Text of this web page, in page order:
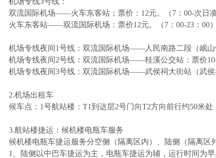
双流国际机场——火车东客站；票价：12元。（7：00-次日凌
火车东客站——双流国际机场：票价12元。（7：00-23：00）
机场专线夜间1号线： 双流国际机场——人民南路二段（岷山
机场专线夜间2号线： 双流国际机场——桂溪公交站：票价10-
机场专线夜间3号线： 双流国际机场——武侯祠大街站（武侯
2.机场出租车
候车点： 1号航站楼：T1到达层2号门向T2方向前行约50米
3.航站楼捷运： 候机楼电瓶车服务
候机楼电瓶车捷运服务分空侧（隔离区内）、陆侧（隔离区
1、陆侧以中巴车捷运为主，电瓶车捷运为辅，运行时间为